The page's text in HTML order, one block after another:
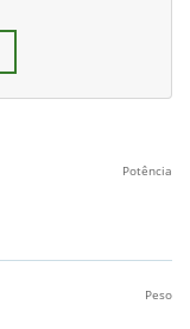
Potência
Peso